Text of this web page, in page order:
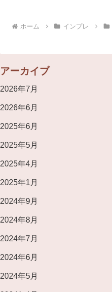
ホーム インプレ
アーカイブ
2026年7月
2026年6月
2025年6月
2025年5月
2025年4月
2025年1月
2024年9月
2024年8月
2024年7月
2024年6月
2024年5月